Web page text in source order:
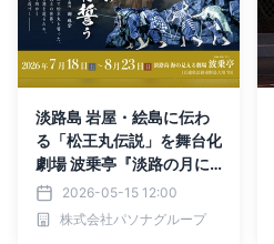
淡路島 岩屋・絵島に伝わ
る「松王丸伝説」を舞台化
劇場 波乗亭『淡路の月に
誓う』7月18日より再演決
定 ～演出：宝塚歌劇団出
身 謝珠栄／出演：坂元健
2026-05-15 12:00
株式会社パソナグループ